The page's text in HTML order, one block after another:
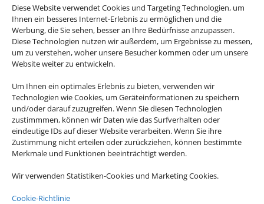
Diese Website verwendet Cookies und Targeting Technologien, um
Ihnen ein besseres Internet-Erlebnis zu ermöglichen und die
Werbung, die Sie sehen, besser an Ihre Bedürfnisse anzupassen.
Diese Technologien nutzen wir außerdem, um Ergebnisse zu messen,
um zu verstehen, woher unsere Besucher kommen oder um unsere
Website weiter zu entwickeln.
Um Ihnen ein optimales Erlebnis zu bieten, verwenden wir
Technologien wie Cookies, um Geräteinformationen zu speichern
und/oder darauf zuzugreifen. Wenn Sie diesen Technologien
zustimmmen, können wir Daten wie das Surfverhalten oder
eindeutige IDs auf dieser Website verarbeiten. Wenn Sie ihre
Zustimmung nicht erteilen oder zurückziehen, können bestimmte
Merkmale und Funktionen beeinträchtigt werden.
Wir verwenden Statistiken-Cookies und Marketing Cookies.
Cookie-Richtlinie
kann es immer Gründe geben, warum man
von einer Reise zurücktreten oder sie
abbrechen muss. Bei uns finden Sie die
passenden Versicherungen für jede
Für eine detaillierte Beratung zu Ihrer
Versicherung, wenden Sie sich gerne an
uns.
